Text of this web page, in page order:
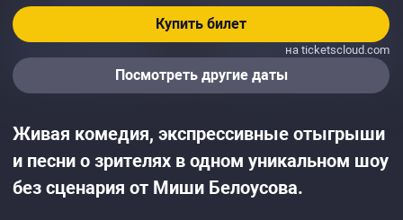
Купить билет
на ticketscloud.com
Посмотреть другие даты
Живая комедия, экспрессивные отыгрыши
и песни о зрителях в одном уникальном шоу
без сценария от Миши Белоусова.